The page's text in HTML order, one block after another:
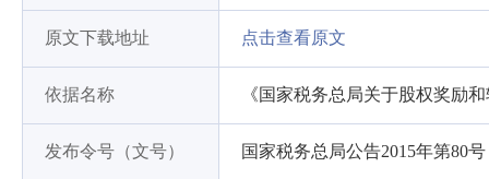
原文下载地址 点击查看原文
依据名称 《国家税务总局关于股权奖励
发布令号（文号） 国家税务总局公告2015年第80号